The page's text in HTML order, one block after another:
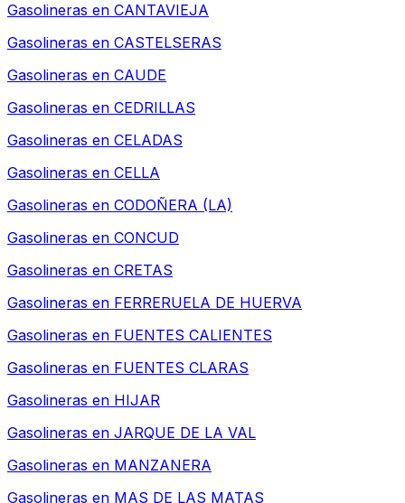
Gasolineras en CANTAVIEJA
Gasolineras en CASTELSERAS
Gasolineras en CAUDE
Gasolineras en CEDRILLAS
Gasolineras en CELADAS
Gasolineras en CELLA
Gasolineras en CODOÑERA (LA)
Gasolineras en CONCUD
Gasolineras en CRETAS
Gasolineras en FERRERUELA DE HUERVA
Gasolineras en FUENTES CALIENTES
Gasolineras en FUENTES CLARAS
Gasolineras en HIJAR
Gasolineras en JARQUE DE LA VAL
Gasolineras en MANZANERA
Gasolineras en MAS DE LAS MATAS